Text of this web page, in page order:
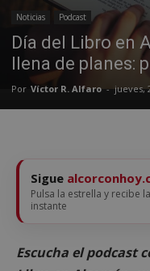
Noticias Podcast
Día del Libro en
llena de planes:
Por Víctor R. Alfaro - jueves,
Sigue
Pulsa la estrella y recibe
instante
Escucha el podcast